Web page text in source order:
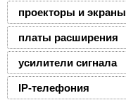
проекторы и экраны
платы расширения
усилители сигнала
IP-телефония